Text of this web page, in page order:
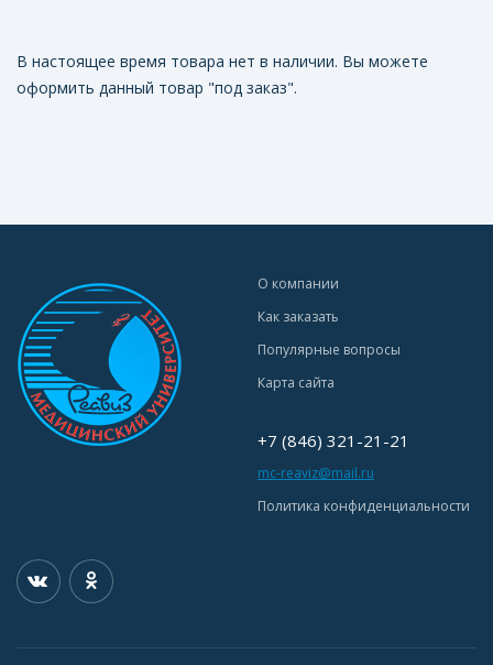
В настоящее время товара нет в наличии. Вы можете
оформить данный товар "под заказ".
О компании
Как заказать
Популярные вопросы
Карта сайта
+7 (846) 321-21-21
mc-reaviz@mail.ru
Политика конфиденциальности